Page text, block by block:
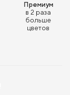
Премиум
в 2 раза
больше
цветов